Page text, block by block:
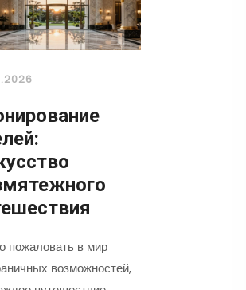
пожаловать в мир
возможностей,